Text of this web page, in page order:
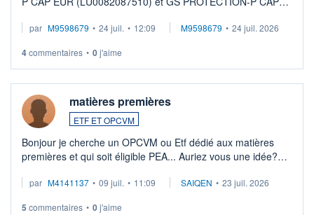
veux procéder à la vente, on me signale ...
par M9598679 • 24 juil. • 12:09 M9598679 • 24 juil. 2026
4commentaires • 0j'aime
matières premières
ETF ET OPCVM
Bonjour je cherche un OPCVM ou Etf dédié aux matières
premières et qui soit éligible PEA... Auriez vous une idée?
par M4141137 • 09 juil. • 11:09 SAIQEN • 23 juil. 2026
5 commentaires • 0j'aime